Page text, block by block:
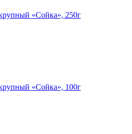
«Сойка», 250г
«Сойка», 100г